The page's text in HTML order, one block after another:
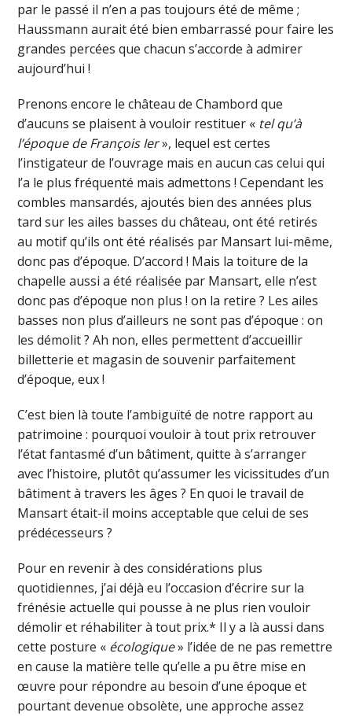
par le passé il n’en a pas toujours été de même ;
Haussmann aurait été bien embarrassé pour faire les
grandes percées que chacun s’accorde à admirer
aujourd’hui !
Prenons encore le château de Chambord que
d’aucuns se plaisent à vouloir restituer « tel qu’à
l’époque de François Ier», lequel est certes
l’instigateur de l’ouvrage mais en aucun cas celui qui
l’a le plus fréquenté mais admettons ! Cependant les
combles mansardés, ajoutés bien des années plus
tard sur les ailes basses du château, ont été retirés
au motif qu’ils ont été réalisés par Mansart lui-même,
donc pas d’époque. D’accord ! Mais la toiture de la
chapelle aussi a été réalisée par Mansart, elle n’est
donc pas d’époque non plus ! on la retire ? Les ailes
basses non plus d’ailleurs ne sont pas d’époque : on
les démolit ? Ah non, elles permettent d’accueillir
billetterie et magasin de souvenir parfaitement
d’époque, eux !
C’est bien là toute l’ambiguïté de notre rapport au
patrimoine : pourquoi vouloir à tout prix retrouver
l’état fantasmé d’un bâtiment, quitte à s’arranger
avec l’histoire, plutôt qu’assumer les vicissitudes d’un
bâtiment à travers les âges ? En quoi le travail de
Mansart était-il moins acceptable que celui de ses
prédécesseurs ?
Pour en revenir à des considérations plus
quotidiennes, j’ai déjà eu l’occasion d’écrire sur la
frénésie actuelle qui pousse à ne plus rien vouloir
démolir et réhabiliter à tout prix.* Il y a là aussi dans
cette posture « écologique» l’idée de ne pas remettre
en cause la matière telle qu’elle a pu être mise en
œuvre pour répondre au besoin d’une époque et
pourtant devenue obsolète, une approche assez